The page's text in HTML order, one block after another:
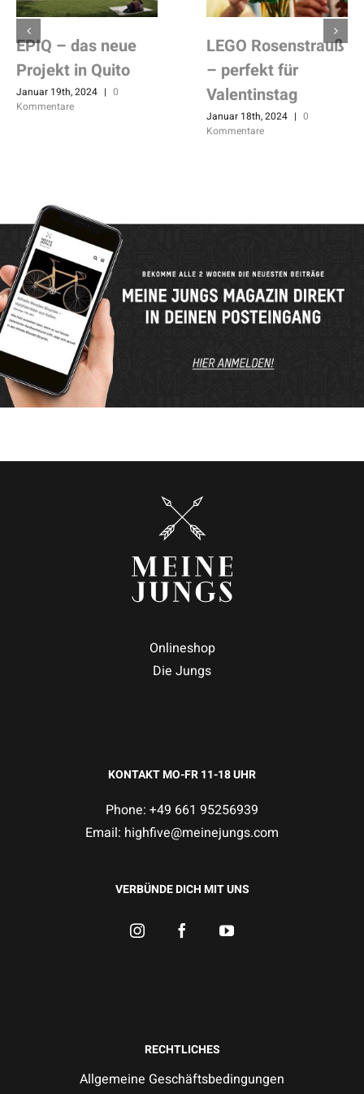
EPIQ – das neue
Projekt in Quito
Januar 19th, 2024 | 0
Kommentare
LEGO Rosenstrauß
– perfekt für
Valentinstag
Januar 18th, 2024 | 0
Kommentare
Onlineshop
Die Jungs
KONTAKT MO-FR 11-18 UHR
Phone: +49 661 95256939
Email: highfive@meinejungs.com
VERBÜNDE DICH MIT UNS
RECHTLICHES
Allgemeine Geschäftsbedingungen